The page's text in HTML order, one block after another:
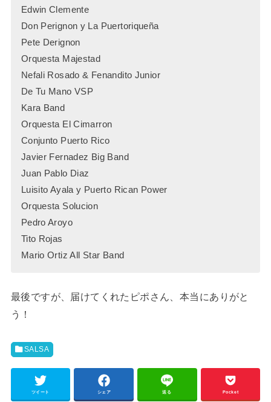
Edwin Clemente
Don Perignon y La Puertoriqueña
Pete Derignon
Orquesta Majestad
Nefali Rosado & Fenandito Junior
De Tu Mano VSP
Kara Band
Orquesta El Cimarron
Conjunto Puerto Rico
Javier Fernadez Big Band
Juan Pablo Diaz
Luisito Ayala y Puerto Rican Power
Orquesta Solucion
Pedro Aroyo
Tito Rojas
Mario Ortiz All Star Band
最後ですが、届けてくれたピポさん、本当にありがと
う！
SALSA
ツイート シェア 送る Pocket